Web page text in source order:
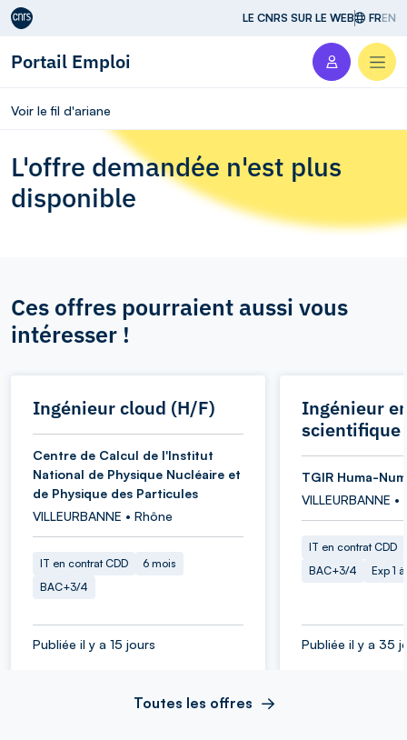
Aller au contenu LE CNRS SUR LE WEB FREN
Portail Emploi
Voir le fil d'ariane
L'offre demandée n'est plus
disponible
Ces offres pourraient aussi vous
intéresser !
Ingénieur cloud (H/F)
Centre de Calcul de l'Institut
National de Physique Nucléaire et
de Physique des Particules
VILLEURBANNE • Rhône
IT en contrat CDD
6 mois
BAC+3/4
Publiée il y a 15 jours
Ingénieur
scientifique
TGIR Huma-Num
VILLEURBANNE •
IT en contrat CDD
BAC+3/4
Exp 1
Publiée il y a 35
Toutes les offres